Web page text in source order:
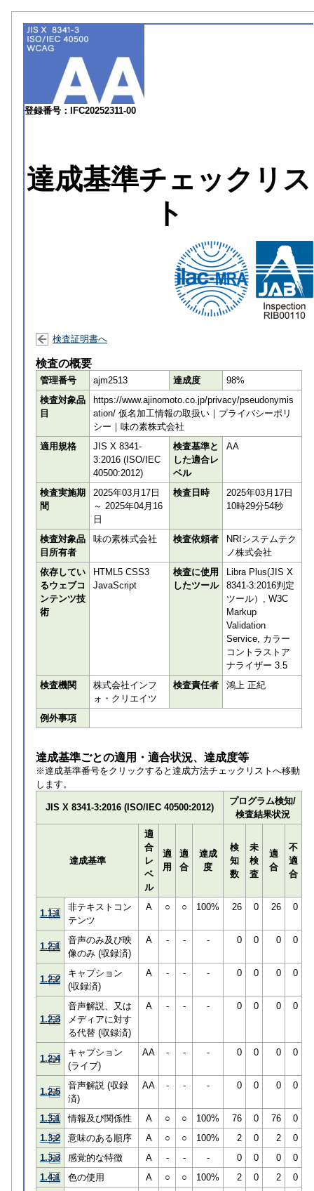
登録番号：IFC20252311-00
達成基準チェックリス
ト
検査証明書へ
検査の概要
管理番号 ajm2513 達成度
98%
検査対象品
目
https://www.ajinomoto.co.jp/privacy/pseudonymis
ation/ 仮名加工情報の取扱い｜プライバシーポリ
シー｜味の素株式会社
適用規格
JIS X 8341-
3:2016 (ISO/IEC
40500:2012)
検査基準と
した適合レ
ベル
AA
検査実施期
間
2025年03月17日
～ 2025年04月16
日
検査日時
2025年03月17日
10時29分54秒
検査対象品
目所有者
味の素株式会社 検査依頼者
NRIシステムテク
ノ株式会社
依存してい
るウェブコ
ンテンツ技
術
HTML5 CSS3
JavaScript
検査に使用
したツール
Libra Plus(JIS X
8341-3:2016判定
ツール）, W3C
Markup
Validation
Service, カラー
コントラストア
ナライザー 3.5
検査機関
株式会社インフ
ォ・クリエイツ
検査責任者 鴻上 正紀
例外事項
達成基準ごとの適用・適合状況、達成度等
※達成基準番号をクリックすると達成方法チェックリストへ移動
します。
JIS X 8341-3:2016 (ISO/IEC 40500:2012)
プログラム検知/
検査結果状況
達成基準
適
合
レ
ベ
ル
適
用
適
合
達成
度
検
知
数
未
検
査
適
合
不
適
合
1.1.1
非テキストコン
テンツ
A ○ ○ 100% 26 0 26 0
1.2.1
音声のみ及び映
像のみ (収録済)
A - - - 0 0 0 0
1.2.2
キャプション
(収録済)
A - - - 0 0 0 0
1.2.3
音声解説、又は
メディアに対す
る代替 (収録済)
A - - - 0 0 0 0
1.2.4
キャプション
(ライブ)
AA - - - 0 0 0 0
1.2.5
音声解説 (収録
済)
AA - - - 0 0 0 0
1.3.1 情報及び関係性 A ○ ○ 100% 76 0 76
0
1.3.2
意味のある順序 A ○ ○ 100% 2 0 2
0
1.3.3
感覚的な特徴 A - - - 0 0 0
0
1.4.1
色の使用 A ○ ○ 100% 2 0 2
0